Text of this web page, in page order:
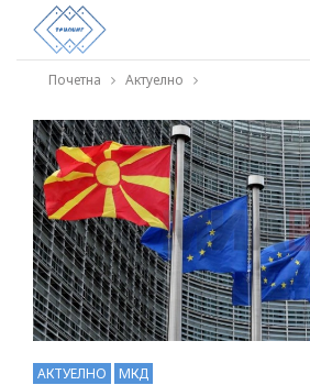
Почетна Актуелно
АКТУЕЛНО МКД